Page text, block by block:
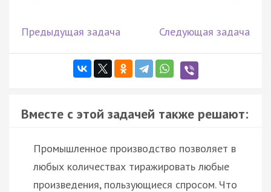
Предыдущая задача Следующая задача
Вместе с этой задачей также решают:
Промышленное производство позволяет в
любых количествах тиражировать любые
произведения, пользующиеся спросом. Что